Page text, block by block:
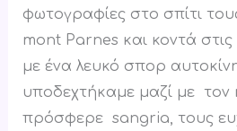
φωτογραφίες στο σπίτι
mont Parnes και κοντά
με ένα λευκό σπορ
υποδεχτήκαμε μαζί με
πρόσφερε sangria, τους